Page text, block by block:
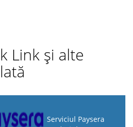
Link și alte
Serviciul Paysera